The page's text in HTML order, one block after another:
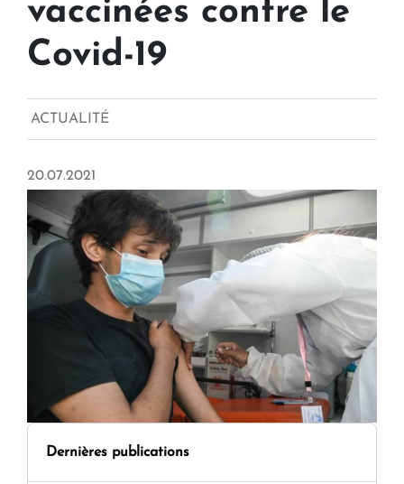
vaccinées contre le
Covid-19
ACTUALITÉ
20.07.2021
Dernières publications